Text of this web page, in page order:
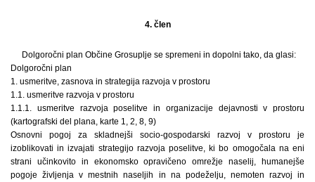
4. člen
Dolgoročni plan Občine Grosuplje se spremeni in dopolni tako, da glasi:
Dolgoročni plan
1. usmeritve, zasnova in strategija razvoja v prostoru
1.1. usmeritve razvoja v prostoru
1.1.1. usmeritve razvoja poselitve in organizacije dejavnosti v prostoru
(kartografski del plana, karte 1, 2, 8, 9)
Osnovni pogoj za skladnejši socio-gospodarski razvoj v prostoru je
izoblikovati in izvajati strategijo razvoja poselitve, ki bo omogočala na eni
strani učinkovito in ekonomsko opravičeno omrežje naselij, humanejše
pogoje življenja v mestnih naseljih in na podeželju, nemoten razvoj in